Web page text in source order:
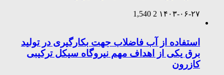
۱۴۰۳-۰۶-۲۷ 2
1,540
استفاده از آب فاضلاب جهت بکارگیری در تولید
برق یکی از اهداف مهم نیروگاه سیکل ترکیبی
کازرون